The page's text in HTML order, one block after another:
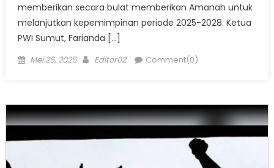
memberikan secara bulat memberikan Amanah untuk
melanjutkan kepemimpinan periode 2025-2028. Ketua
PWI Sumut, Farianda […]
Posted
Mei 26, 2025 Author
Editor02 Comment(0)